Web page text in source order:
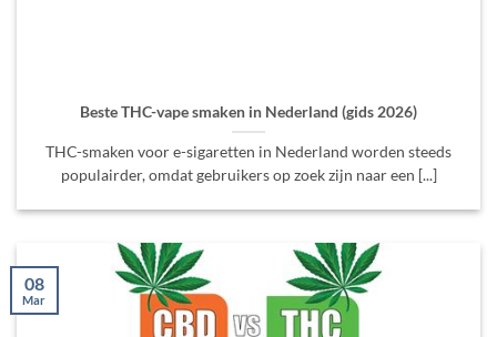
Beste THC-vape smaken in Nederland (gids 2026)
THC-smaken voor e-sigaretten in Nederland worden steeds
populairder, omdat gebruikers op zoek zijn naar een [...]
08
Mar